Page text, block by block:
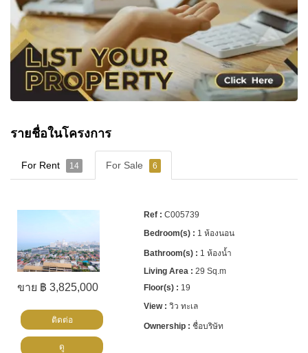
รายชื่อในโครงการ
For Rent 14 For Sale 6
ขาย ฿ 3,825,000
C005739
1 ห้องนอน
1 ห้องน้ำ
29 Sq.m
19
วิว ทะเล
ชื่อบริษัท
ติดต่อ
ดู